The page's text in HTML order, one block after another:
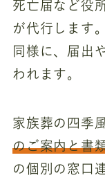
死亡届など役
が代行します
同様に、届出
われます。
家族葬の四季
のご案内と書
の個別の窓口